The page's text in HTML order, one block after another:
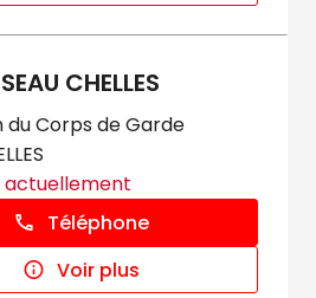
CHELLES
du Corps de Garde
actuellement
Téléphone
Voir plus